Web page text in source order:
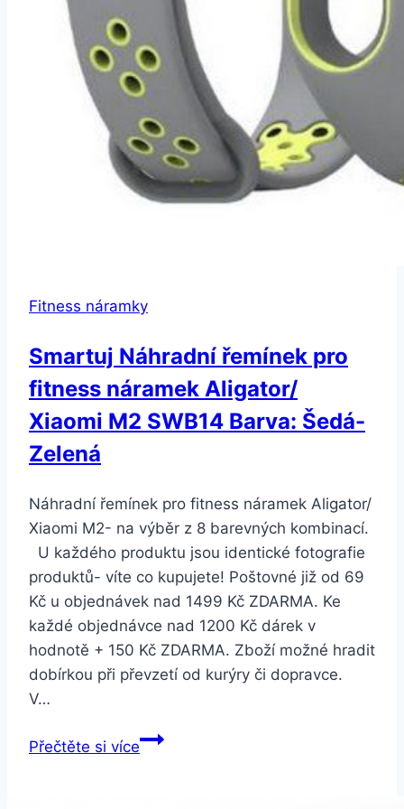
Fitness náramky
Smartuj Náhradní řemínek pro
fitness náramek Aligator/
Xiaomi M2 SWB14 Barva: Šedá-
Zelená
Náhradní řemínek pro fitness náramek Aligator/
Xiaomi M2- na výběr z 8 barevných kombinací.
U každého produktu jsou identické fotografie
produktů- víte co kupujete! Poštovné již od 69
Kč u objednávek nad 1499 Kč ZDARMA. Ke
každé objednávce nad 1200 Kč dárek v
hodnotě + 150 Kč ZDARMA. Zboží možné hradit
dobírkou při převzetí od kurýry či dopravce.
V…
Přečtěte si víceSmartuj